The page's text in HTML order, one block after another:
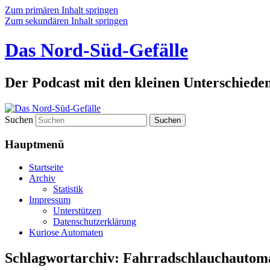
Zum primären Inhalt springen
Zum sekundären Inhalt springen
Das Nord-Süd-Gefälle
Der Podcast mit den kleinen
Suchen
Hauptmenü
Startseite
Archiv
Statistik
Impressum
Unterstützen
Datenschutzerklärung
Kuriose Automaten
Schlagwortarchiv: